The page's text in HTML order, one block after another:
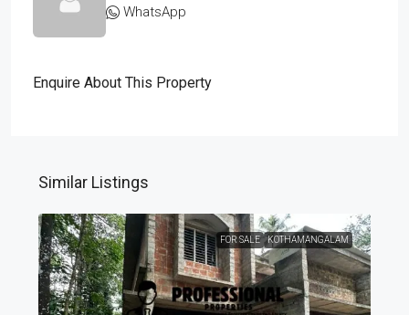
WhatsApp
Enquire About This Property
Similar Listings
FOR SALE KOTHAMANGALAM